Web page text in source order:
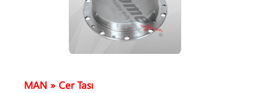
MAN » Cer Tası